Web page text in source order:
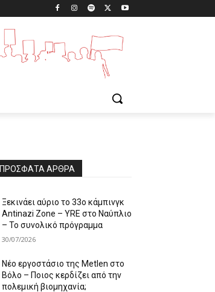
ΠΡΌΣΦΑΤΑ ΆΡΘΡΑ
Ξεκινάει αύριο το 33ο κάμπινγκ
Antinazi Zone – YRE στο Ναύπλιο
– Το συνολικό πρόγραμμα
30/07/2026
Νέο εργοστάσιο της Metlen στο
Βόλο – Ποιος κερδίζει από την
πολεμική βιομηχανία;